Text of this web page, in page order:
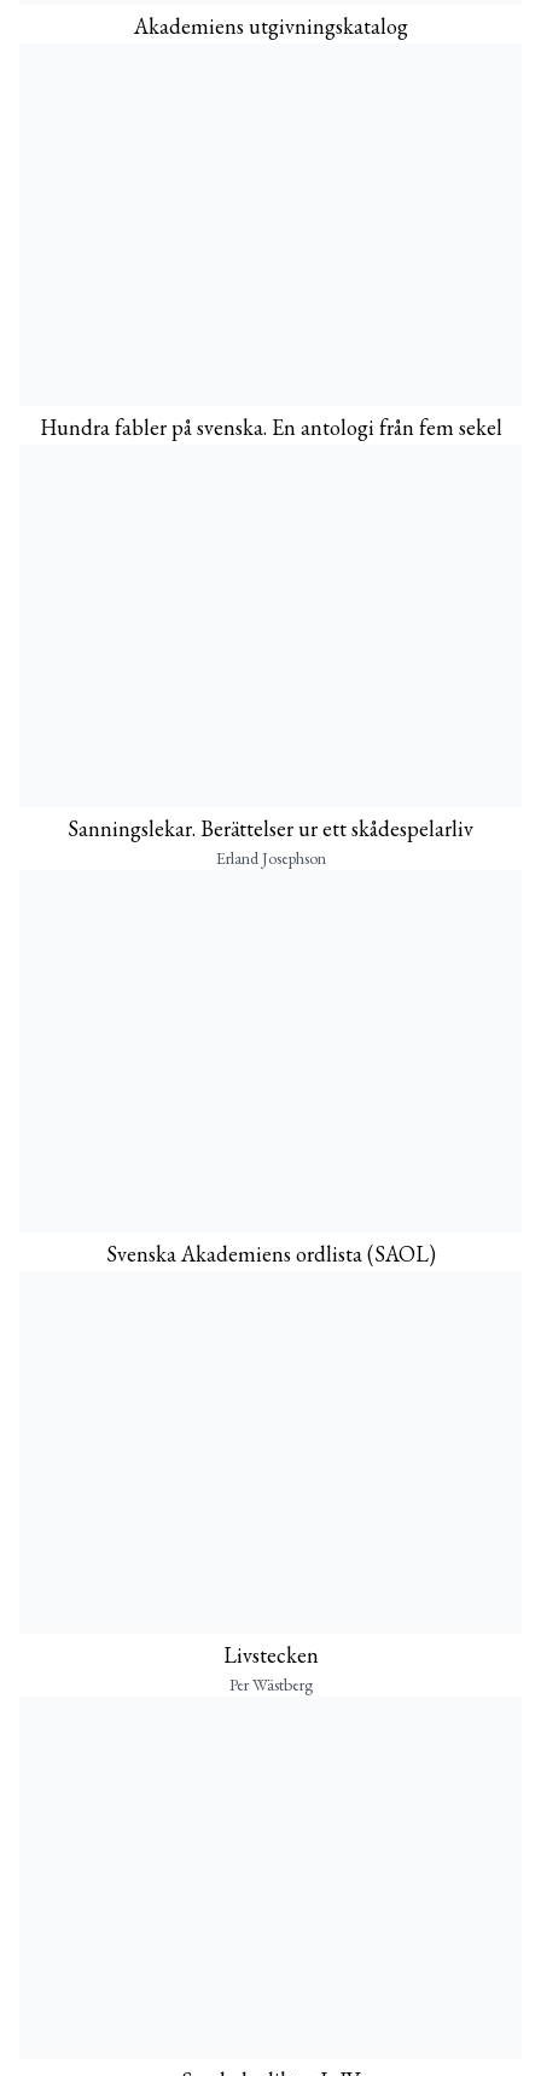
Akademiens utgivningskatalog
Hundra fabler på svenska. En antologi från fem sekel
Sanningslekar. Berättelser ur ett skådespelarliv
Erland Josephson
Svenska Akademiens ordlista (SAOL)
Livstecken
Per Wästberg